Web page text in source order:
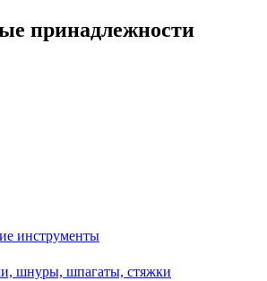
принадлежности
инструменты
шнуры, шпагаты, стяжки